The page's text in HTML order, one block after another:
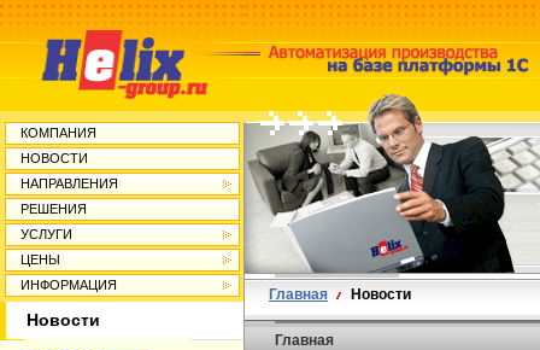
КОМПАНИЯ
НОВОСТИ
НАПРАВЛЕНИЯ
РЕШЕНИЯ
УСЛУГИ
ЦЕНЫ
ИНФОРМАЦИЯ
Новости
Главная Новости
Главная